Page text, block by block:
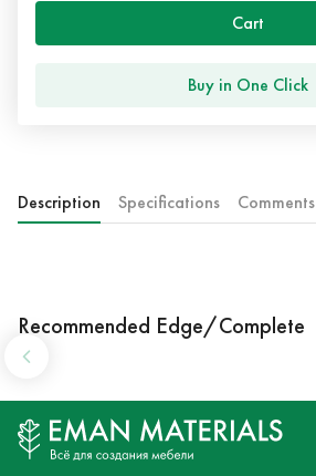
Cart
Buy in One Click
Description Specifications Comments
Recommended Edge/Complete